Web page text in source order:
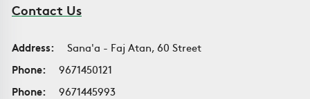
Contact Us
Address:
Sana'a - Faj Atan, 60 Street
Phone:
9671450121
Phone:
9671445993